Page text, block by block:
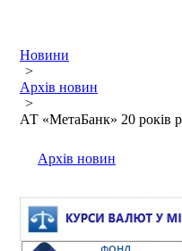
Новини
>
Архів новин
>
АТ «МетаБанк» 20 років
Архів новин